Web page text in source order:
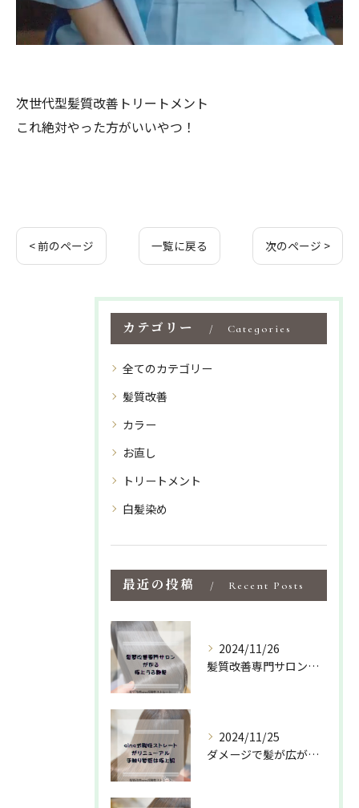
次世代型髪質改善トリートメント
これ絶対やった方がいいやつ！
< 前のページ 一覧に戻る 次のページ >
カテゴリー Categories
全てのカテゴリー
髪質改善
カラー
お直し
トリートメント
白髪染め
最近の投稿 Recent Posts
2024/11/26
髪質改善専門サロンでしか出来ない特化型の薬剤や施術で
2024/11/25
ダメージで髪が広がりパサついて収まりが悪い方におすすめ✌️